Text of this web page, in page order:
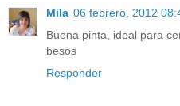
Mila 06 febrero, 2012
Buena pinta, ideal para
besos
Responder